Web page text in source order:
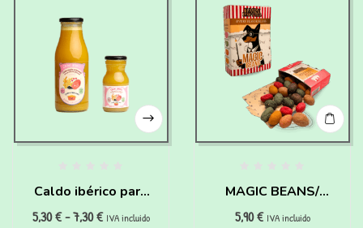
Caldo ibérico para
perros Deportistas y
5,30€ - 7,30€ IVA incluido
MAGIC BEANS/
JUDÍAS MÁGICAS –
5,90€ IVA incluido